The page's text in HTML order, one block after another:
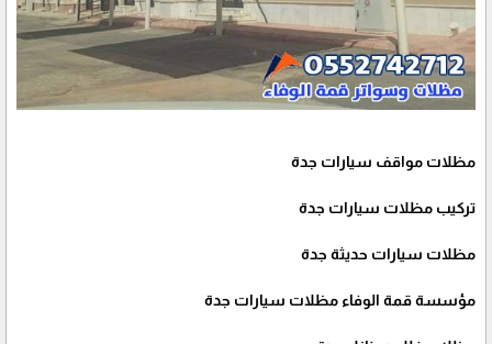
مظلات مواقف سيارات جدة
تركيب مظلات سيارات جدة
مظلات سيارات حديثة جدة
مؤسسة قمة الوفاء مظلات سيارات جدة